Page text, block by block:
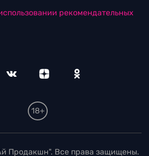
рекомендательных
18+
Продакшн". Все права защищены.